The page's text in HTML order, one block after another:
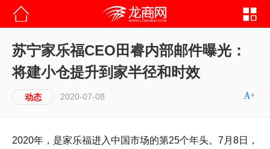
苏宁家乐福CEO田睿内部邮件曝光：
将建小仓提升到家半径和时效
动态 2020-07-08
2020年，是家乐福进入中国市场的第25个年头。7月8日，